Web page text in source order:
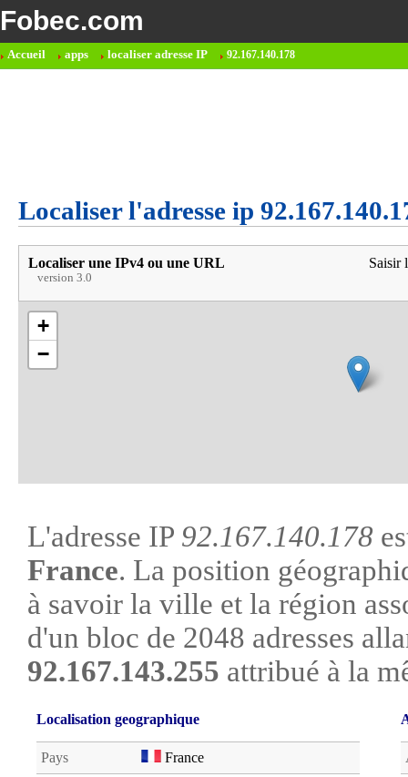
Fobec.com
Accueil apps localiser adresse IP 92.167.140.178
Localiser l'adresse ip
Localiser une IPv4 ou une URL
version 3.0
Saisir
+
−
L'adresse IP 92.167.140.178
France. La position
à savoir la ville et la région
d'un bloc de 2048 adresses
92.167.143.255 attribué à la
Localisation geographique
Pays France